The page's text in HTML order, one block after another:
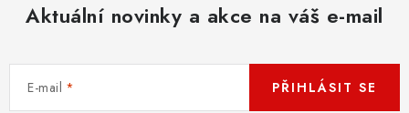
Aktuální novinky a akce na váš e-mail
E-mail PŘIHLÁSIT SE